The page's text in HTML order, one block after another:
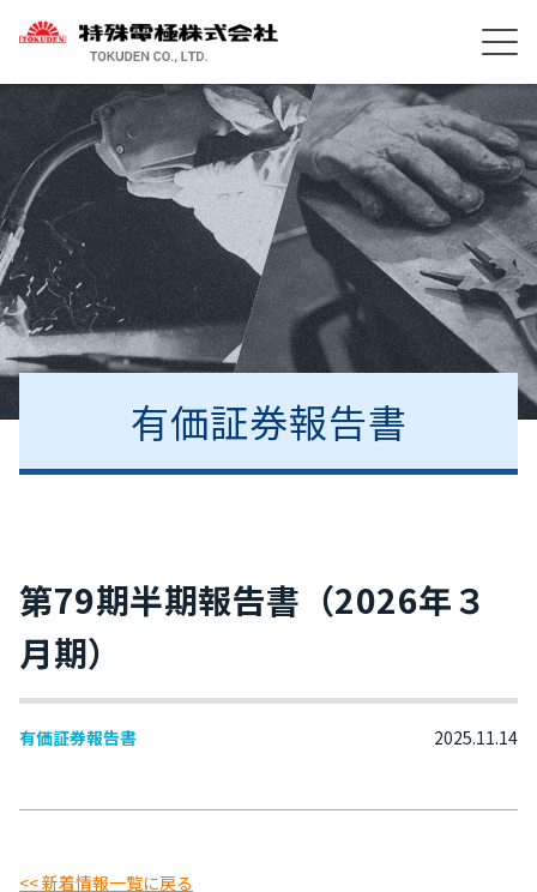
有価証券報告書
第79期半期報告書（2026年３
月期）
有価証券報告書 2025.11.14
<< 新着情報一覧に戻る